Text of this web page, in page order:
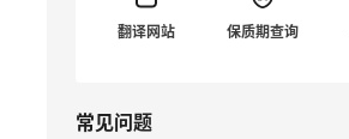
翻译网站 保质期查询
常见问题